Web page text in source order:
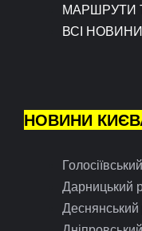
МАРШРУТИ
ВСІ НОВИНИ
НОВИНИ
Дарницький